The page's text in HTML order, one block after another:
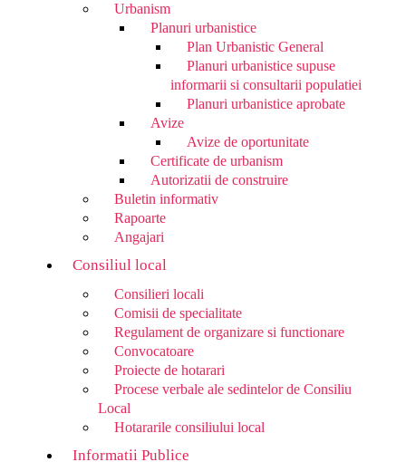
Urbanism
Planuri urbanistice
Plan Urbanistic General
Planuri urbanistice supuse
informarii si consultarii populatiei
Planuri urbanistice aprobate
Avize
Avize de oportunitate
Certificate de urbanism
Autorizatii de construire
Buletin informativ
Rapoarte
Angajari
Consiliul local
Consilieri locali
Comisii de specialitate
Regulament de organizare si functionare
Convocatoare
Proiecte de hotarari
Procese verbale ale sedintelor de Consiliu
Local
Hotararile consiliului local
Informatii Publice